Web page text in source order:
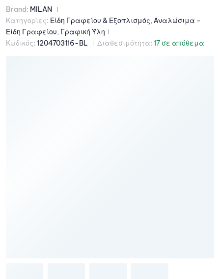
Brand: MILAN
Κατηγορίες: Είδη Γραφείου & Εξοπλισμός, Αναλώσιμα -
Είδη Γραφείου, Γραφική Ύλη
Κωδικός: 1204703116-BL Διαθεσιμότητα: 17 σε απόθεμα